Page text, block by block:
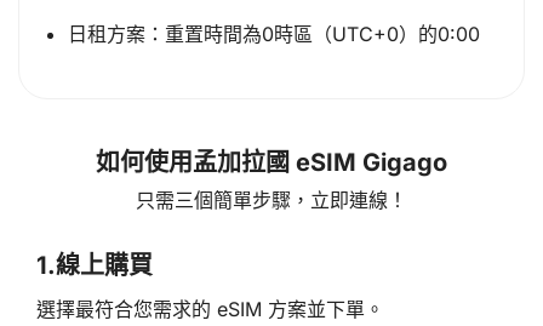
日租方案：重置時間為0時區（UTC+0）的0:00
如何使用孟加拉國 eSIM Gigago
只需三個簡單步驟，立即連線！
1.線上購買
選擇最符合您需求的 eSIM 方案並下單。